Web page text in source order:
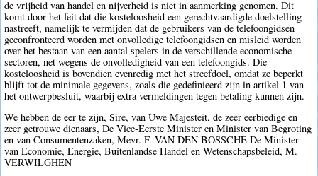
de vrijheid van handel en nijverheid is niet in aanmerking genomen. Dit
komt door het feit dat die kosteloosheid een gerechtvaardigde doelstelling
nastreeft, namelijk te vermijden dat de gebruikers van de telefoongidsen
geconfronteerd worden met onvolledige telefoongidsen en misleid worden
over het bestaan van een aantal spelers in de verschillende economische
sectoren, net wegens de onvolledigheid van een telefoongids. Die
kosteloosheid is bovendien evenredig met het streefdoel, omdat ze beperkt
blijft tot de minimale gegevens, zoals die gedefinieerd zijn in artikel 1 van
het ontwerpbesluit, waarbij extra vermeldingen tegen betaling kunnen zijn.
We hebben de eer te zijn, Sire, van Uwe Majesteit, de zeer eerbiedige en
zeer getrouwe dienaars, De Vice-Eerste Minister en Minister van Begroting
en van Consumentenzaken, Mevr. F. VAN DEN BOSSCHE De Minister
van Economie, Energie, Buitenlandse Handel en Wetenschapsbeleid, M.
VERWILGHEN